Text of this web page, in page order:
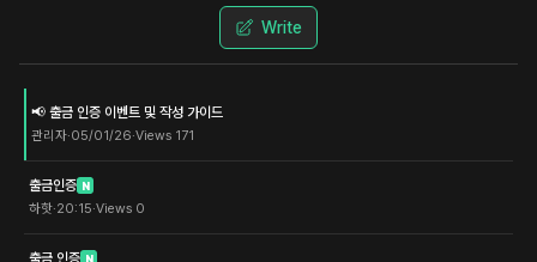
Write
📢 출금 인증 이벤트 및 작성 가이드
관리자·05/01/26·Views 171
출금인증 N
하핫·20:15·Views 0
출금 인증 N